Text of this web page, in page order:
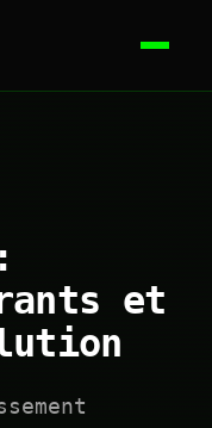
et